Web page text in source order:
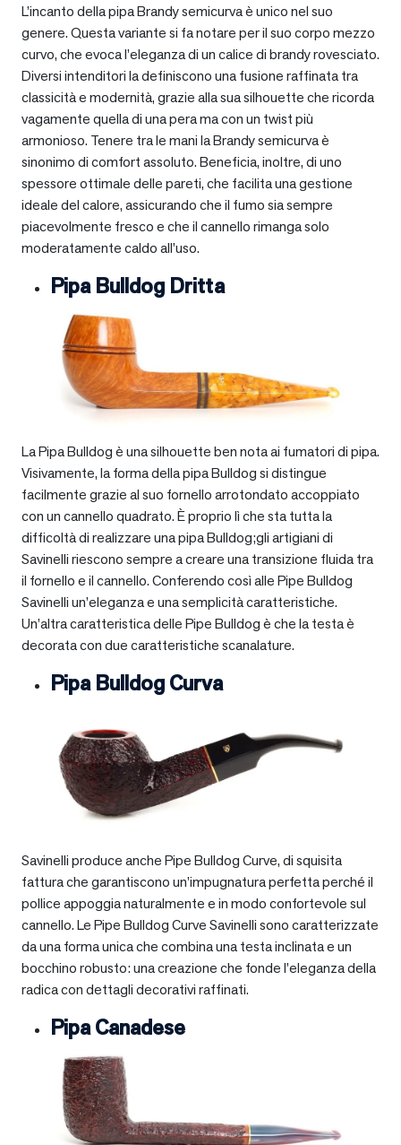
L’incanto della pipa Brandy semicurva è unico nel suo
genere. Questa variante si fa notare per il suo corpo mezzo
curvo, che evoca l’eleganza di un calice di brandy rovesciato.
Diversi intenditori la definiscono una fusione raffinata tra
classicità e modernità, grazie alla sua silhouette che ricorda
vagamente quella di una pera ma con un twist più
armonioso. Tenere tra le mani la Brandy semicurva è
sinonimo di comfort assoluto. Beneficia, inoltre, di uno
spessore ottimale delle pareti, che facilita una gestione
ideale del calore, assicurando che il fumo sia sempre
piacevolmente fresco e che il cannello rimanga solo
moderatamente caldo all’uso.
Pipa Bulldog Dritta
La Pipa Bulldog è una silhouette ben nota ai fumatori di pipa.
Visivamente, la forma della pipa Bulldog si distingue
facilmente grazie al suo fornello arrotondato accoppiato
con un cannello quadrato. È proprio lì che sta tutta la
difficoltà di realizzare una pipa Bulldog;gli artigiani di
Savinelli riescono sempre a creare una transizione fluida tra
il fornello e il cannello. Conferendo così alle Pipe Bulldog
Savinelli un’eleganza e una semplicità caratteristiche.
Un’altra caratteristica delle Pipe Bulldog è che la testa è
decorata con due caratteristiche scanalature.
Pipa Bulldog Curva
Savinelli produce anche Pipe Bulldog Curve, di squisita
fattura che garantiscono un’impugnatura perfetta perché il
pollice appoggia naturalmente e in modo confortevole sul
cannello. Le Pipe Bulldog Curve Savinelli sono caratterizzate
da una forma unica che combina una testa inclinata e un
bocchino robusto: una creazione che fonde l’eleganza della
radica con dettagli decorativi raffinati.
Pipa Canadese